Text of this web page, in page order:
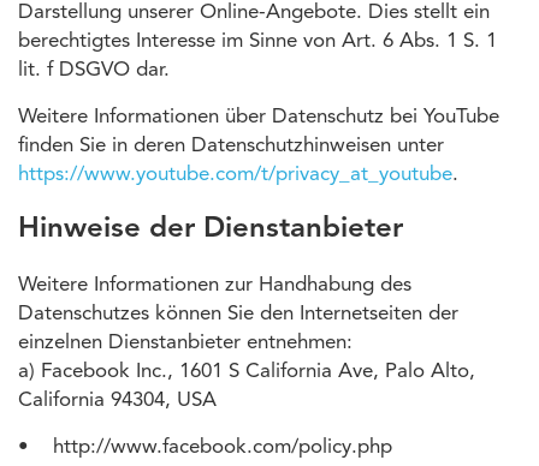
Darstellung unserer Online-Angebote. Dies stellt ein
berechtigtes Interesse im Sinne von Art. 6 Abs. 1 S. 1
lit. f DSGVO dar.
Weitere Informationen über Datenschutz bei YouTube
finden Sie in deren Datenschutzhinweisen unter
https://www.youtube.com/t/privacy_at_youtube.
Hinweise der Dienstanbieter
Weitere Informationen zur Handhabung des
Datenschutzes können Sie den Internetseiten der
einzelnen Dienstanbieter entnehmen:
a) Facebook Inc., 1601 S California Ave, Palo Alto,
California 94304, USA
• http://www.facebook.com/policy.php